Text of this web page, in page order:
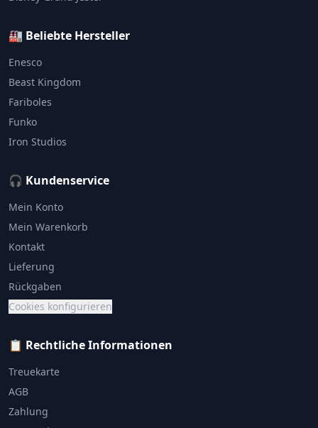
🏭 Beliebte Hersteller
Enesco
Beast Kingdom
Fariboles
Funko
Iron Studios
🎧 Kundenservice
Mein Konto
Mein Warenkorb
Kontakt
Lieferung
Rückgaben
Cookies konfigurieren
📋 Rechtliche Informationen
Treuekarte
AGB
Zahlung